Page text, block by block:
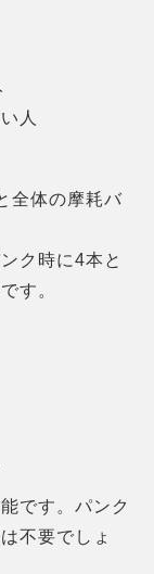
人
全体の摩耗バ
ク時に4本と
す。
です。パンク
不要でしょ